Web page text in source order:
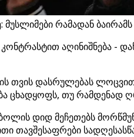
რამადან
აღინიშნება -
თვის დასრულებას
ცხადყოფს, თუ რამდენად
დიდ მეჩეთებს
თავშესაფრები